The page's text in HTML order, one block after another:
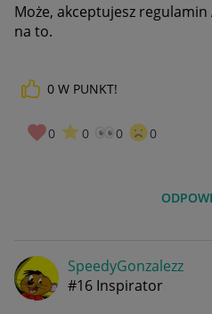
Może, akceptujesz
na to.
0 W PUNKT!
0 0 0 0
SpeedyGonzalezz
#16 Inspirator